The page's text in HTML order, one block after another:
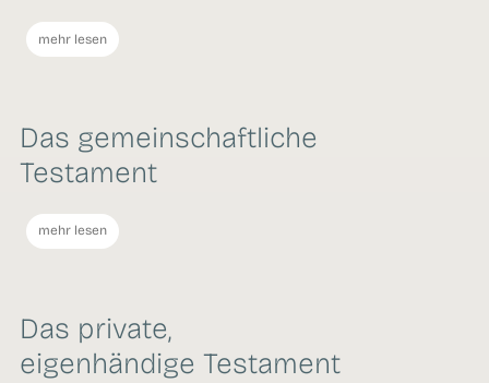
mehr lesen
Das gemeinschaftliche
Testament
mehr lesen
Das private,
eigenhändige Testament